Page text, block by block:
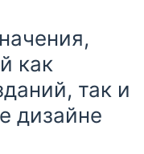
как
так и
дизайне